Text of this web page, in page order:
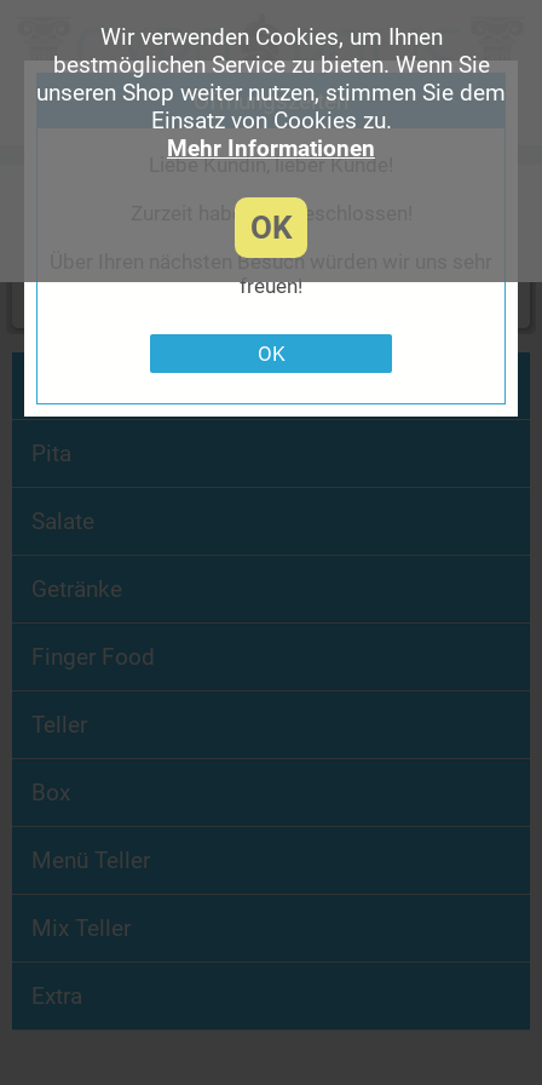
Daimlerstr. 75, 22761 Hamburg
017623807351 ///// 04078056003
Lieferung
Pita
Salate
Getränke
Finger Food
Teller
Box
Menü Teller
Mix Teller
Extra
Öffnungszeiten
Liebe Kundin, lieber Kunde!
Zurzeit haben wir geschlossen!
Über Ihren nächsten Besuch würden wir uns sehr
freuen!
OK
Wir verwenden Cookies, um Ihnen
bestmöglichen Service zu bieten. Wenn Sie
unseren Shop weiter nutzen, stimmen Sie dem
Einsatz von Cookies zu.
Mehr Informationen
OK